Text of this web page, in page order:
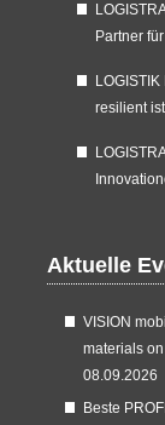
Partner
resilient
Aktuelle
VISION
materials
08.09.2026
Beste